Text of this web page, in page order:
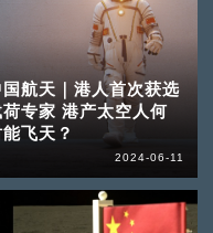
国航天｜港人首次获选
荷专家 港产太空人何
能飞天？
2024-06-11